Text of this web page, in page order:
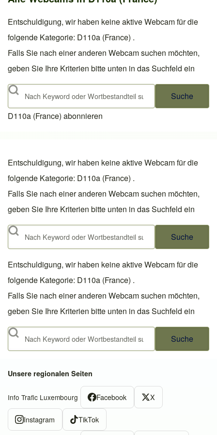
Entschuldigung, wir haben keine aktive Webcam für die
folgende Kategorie: D110a (France) .
Falls Sie nach einer anderen Webcam suchen möchten,
geben Sie Ihre Kriterien bitte unten in das Suchfeld ein
Suche
D110a (France) abonnieren
Entschuldigung, wir haben keine aktive Webcam für die
folgende Kategorie: D110a (France) .
Falls Sie nach einer anderen Webcam suchen möchten,
geben Sie Ihre Kriterien bitte unten in das Suchfeld ein
Suche
Entschuldigung, wir haben keine aktive Webcam für die
folgende Kategorie: D110a (France) .
Falls Sie nach einer anderen Webcam suchen möchten,
geben Sie Ihre Kriterien bitte unten in das Suchfeld ein
Suche
Unsere regionalen Seiten
Info Trafic Luxembourg Facebook X
Instagram TikTok